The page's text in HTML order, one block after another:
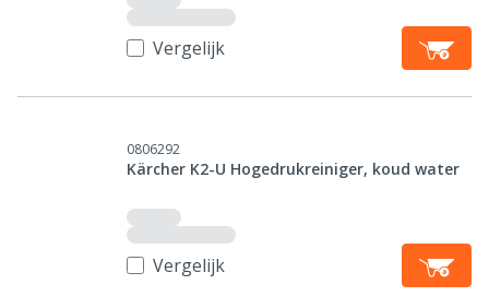
Vergelijk
0806292
Kärcher K2-U Hogedrukreiniger, koud water
Vergelijk